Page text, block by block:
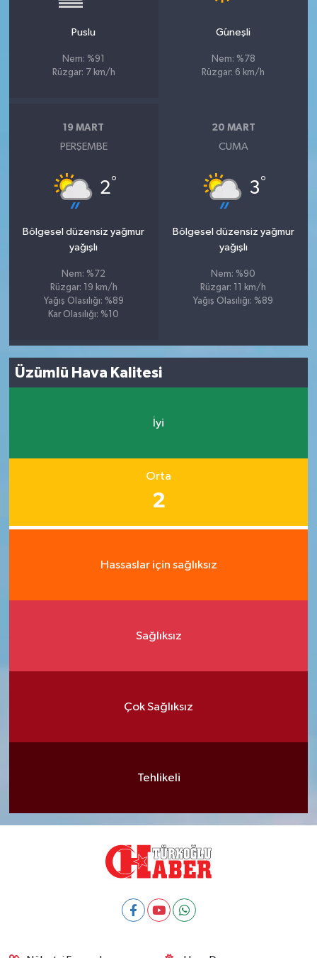
Puslu
Nem: %91
Rüzgar: 7 km/h
Güneşli
Nem: %78
Rüzgar: 6 km/h
19 MART
PERŞEMBE
2°
Bölgesel düzensiz yağmur
yağışlı
Nem: %72
Rüzgar: 19 km/h
Yağış Olasılığı: %89
Kar Olasılığı: %10
20 MART
CUMA
3°
Bölgesel düzensiz yağmur
yağışlı
Nem: %90
Rüzgar: 11 km/h
Yağış Olasılığı: %89
Üzümlü Hava Kalitesi
İyi
Orta
2
Hassaslar için sağlıksız
Sağlıksız
Çok Sağlıksız
Tehlikeli